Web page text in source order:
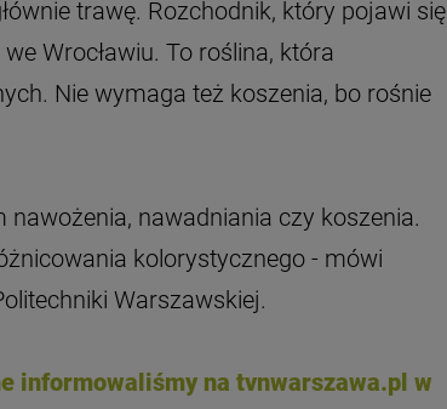
trawę. Rozchodnik, który pojawi się
Wrocławiu. To roślina, która
Nie wymaga też koszenia, bo rośnie
nawadniania czy koszenia.
kolorystycznego - mówi
Warszawskiej.
informowaliśmy na tvnwarszawa.pl w